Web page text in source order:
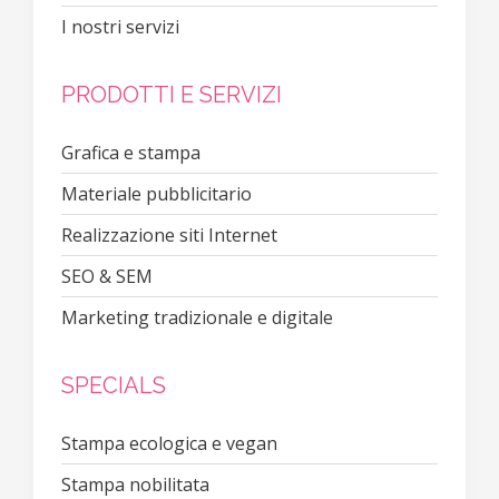
I nostri servizi
PRODOTTI E SERVIZI
Grafica e stampa
Materiale pubblicitario
Realizzazione siti Internet
SEO & SEM
Marketing tradizionale e digitale
SPECIALS
Stampa ecologica e vegan
Stampa nobilitata